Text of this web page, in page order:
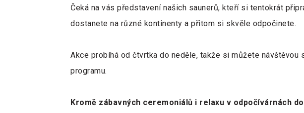
Čeká na vás představení našich saunerů, kteří si tentokrát
dostanete na různé kontinenty a přitom si skvěle odpočinete.
Akce probíhá od čtvrtka do neděle, takže si můžete
programu.
Kromě zábavných ceremoniálů i relaxu v odpočívárnách